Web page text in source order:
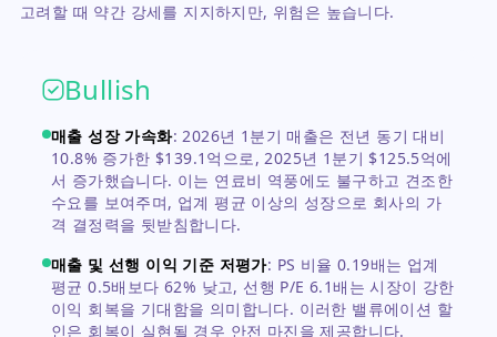
고려할 때 약간 강세를 지지하지만, 위험은 높습니다.
Bullish
매출 성장 가속화:2026년 1분기 매출은 전년 동기 대비
10.8% 증가한 $139.1억으로, 2025년 1분기 $125.5억에
서 증가했습니다. 이는 연료비 역풍에도 불구하고 견조한
수요를 보여주며, 업계 평균 이상의 성장으로 회사의 가
격 결정력을 뒷받침합니다.
매출 및 선행 이익 기준 저평가: PS 비율 0.19배는 업계
평균 0.5배보다 62% 낮고, 선행 P/E 6.1배는 시장이 강한
이익 회복을 기대함을 의미합니다. 이러한 밸류에이션 할
인은 회복이 실현될 경우 안전 마진을 제공합니다.